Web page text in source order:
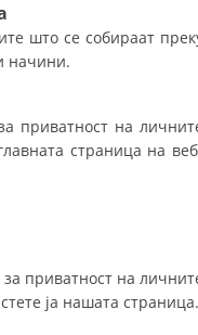
што се собираат
начини.
приватност на
страница на
приватност на
ја нашата страница.